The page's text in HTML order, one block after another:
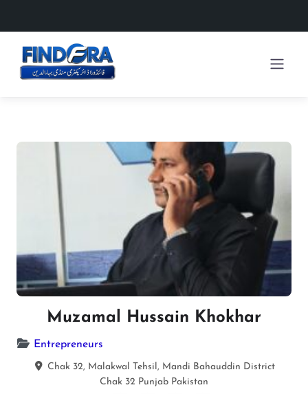
Muzamal Hussain Khokhar
Entrepreneurs
Chak 32, Malakwal Tehsil, Mandi Bahauddin District
Chak 32 Punjab Pakistan